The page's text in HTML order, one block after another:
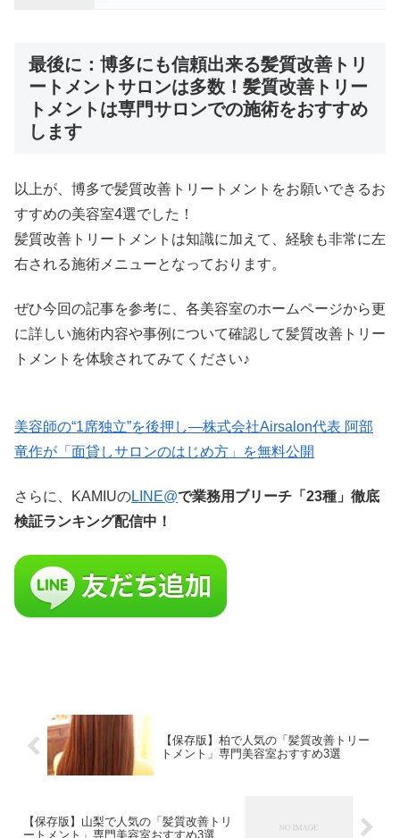
最後に：博多にも信頼出来る髪質改善トリ
ートメントサロンは多数！髪質改善トリー
トメントは専門サロンでの施術をおすすめ
します
以上が、博多で髪質改善トリートメントをお願いできるお
すすめの美容室4選でした！
髪質改善トリートメントは知識に加えて、経験も非常に左
右される施術メニューとなっております。
ぜひ今回の記事を参考に、各美容室のホームページから更
に詳しい施術内容や事例について確認して髪質改善トリー
トメントを体験されてみてください♪
美容師の“1席独立”を後押し—株式会社Airsalon代表 阿部
竜作が「面貸しサロンのはじめ方」を無料公開
さらに、KAMIUのLINE@で業務用ブリーチ「23種」徹底
検証ランキング配信中！
【保存版】柏で人気の「髪質改善トリー
トメント」専門美容室おすすめ3選
【保存版】山梨で人気の「髪質改善トリ
ートメント」専門美容室おすすめ3選